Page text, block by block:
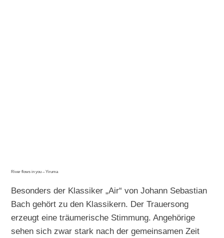
River flows in you – Yiruma
Besonders der Klassiker „Air“ von Johann Sebastian
Bach gehört zu den Klassikern. Der Trauersong
erzeugt eine träumerische Stimmung. Angehörige
sehen sich zwar stark nach der gemeinsamen Zeit